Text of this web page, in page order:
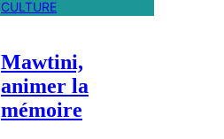
CULTURE
Mawtini,
animer la
mémoire